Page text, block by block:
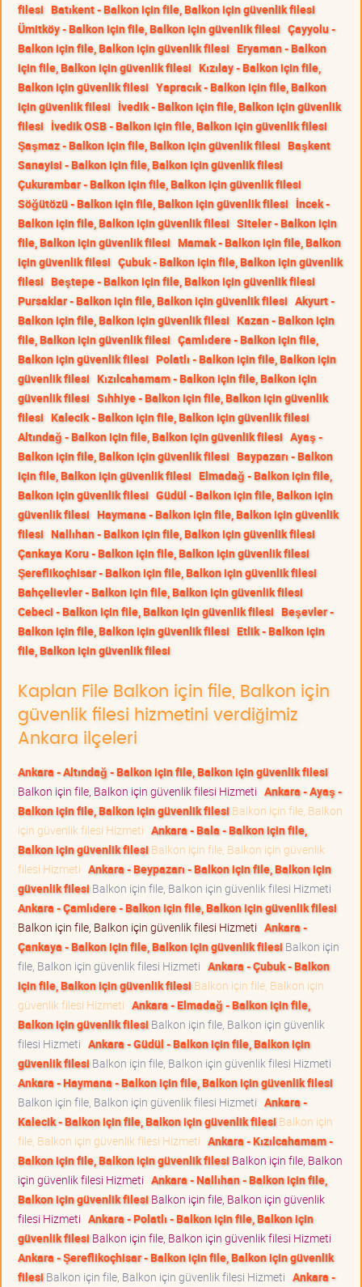
filesi Batıkent - Balkon için file, Balkon için güvenlik filesi
Ümitköy - Balkon için file, Balkon için güvenlik filesi Çayyolu -
Balkon için file, Balkon için güvenlik filesi Eryaman - Balkon
için file, Balkon için güvenlik filesi Kızılay - Balkon için file,
Balkon için güvenlik filesi Yapracık - Balkon için file, Balkon
için güvenlik filesi İvedik - Balkon için file, Balkon için güvenlik
filesi İvedik OSB - Balkon için file, Balkon için güvenlik filesi
Şaşmaz - Balkon için file, Balkon için güvenlik filesi Başkent
Sanayisi - Balkon için file, Balkon için güvenlik filesi
Çukurambar - Balkon için file, Balkon için güvenlik filesi
Söğütözü - Balkon için file, Balkon için güvenlik filesi İncek -
Balkon için file, Balkon için güvenlik filesi Siteler - Balkon için
file, Balkon için güvenlik filesi Mamak - Balkon için file, Balkon
için güvenlik filesi Çubuk - Balkon için file, Balkon için güvenlik
filesi Beştepe - Balkon için file, Balkon için güvenlik filesi
Pursaklar - Balkon için file, Balkon için güvenlik filesi Akyurt -
Balkon için file, Balkon için güvenlik filesi Kazan - Balkon için
file, Balkon için güvenlik filesi Çamlıdere - Balkon için file,
Balkon için güvenlik filesi Polatlı - Balkon için file, Balkon için
güvenlik filesi Kızılcahamam - Balkon için file, Balkon için
güvenlik filesi Sıhhiye - Balkon için file, Balkon için güvenlik
filesi Kalecik - Balkon için file, Balkon için güvenlik filesi
Altındağ - Balkon için file, Balkon için güvenlik filesi Ayaş -
Balkon için file, Balkon için güvenlik filesi Baypazarı - Balkon
için file, Balkon için güvenlik filesi Elmadağ - Balkon için file,
Balkon için güvenlik filesi Güdül - Balkon için file, Balkon için
güvenlik filesi Haymana - Balkon için file, Balkon için güvenlik
filesi Nallıhan - Balkon için file, Balkon için güvenlik filesi
Çankaya Koru - Balkon için file, Balkon için güvenlik filesi
Şereflikoçhisar - Balkon için file, Balkon için güvenlik filesi
Bahçelievler - Balkon için file, Balkon için güvenlik filesi
Cebeci - Balkon için file, Balkon için güvenlik filesi Beşevler -
Balkon için file, Balkon için güvenlik filesi Etlik - Balkon için
file, Balkon için güvenlik filesi
Kaplan File Balkon için file, Balkon için
güvenlik filesi hizmetini verdiğimiz
Ankara ilçeleri
Ankara - Altındağ - Balkon için file, Balkon için güvenlik filesi
Balkon için file, Balkon için güvenlik filesi Hizmeti Ankara - Ayaş -
Balkon için file, Balkon için güvenlik filesi Balkon için file, Balkon
için güvenlik filesi Hizmeti Ankara - Bala - Balkon için file,
Balkon için güvenlik filesi Balkon için file, Balkon için güvenlik
filesi Hizmeti Ankara - Beypazarı - Balkon için file, Balkon için
güvenlik filesi Balkon için file, Balkon için güvenlik filesi Hizmeti
Ankara - Çamlıdere - Balkon için file, Balkon için güvenlik filesi
Balkon için file, Balkon için güvenlik filesi Hizmeti Ankara -
Çankaya - Balkon için file, Balkon için güvenlik filesi Balkon için
file, Balkon için güvenlik filesi Hizmeti Ankara - Çubuk - Balkon
için file, Balkon için güvenlik filesi Balkon için file, Balkon için
güvenlik filesi Hizmeti Ankara - Elmadağ - Balkon için file,
Balkon için güvenlik filesi Balkon için file, Balkon için güvenlik
filesi Hizmeti Ankara - Güdül - Balkon için file, Balkon için
güvenlik filesi Balkon için file, Balkon için güvenlik filesi Hizmeti
Ankara - Haymana - Balkon için file, Balkon için güvenlik filesi
Balkon için file, Balkon için güvenlik filesi Hizmeti Ankara -
Kalecik - Balkon için file, Balkon için güvenlik filesi Balkon için
file, Balkon için güvenlik filesi Hizmeti Ankara - Kızılcahamam -
Balkon için file, Balkon için güvenlik filesi Balkon için file, Balkon
için güvenlik filesi Hizmeti Ankara - Nallıhan - Balkon için file,
Balkon için güvenlik filesi Balkon için file, Balkon için güvenlik
filesi Hizmeti Ankara - Polatlı - Balkon için file, Balkon için
güvenlik filesi Balkon için file, Balkon için güvenlik filesi Hizmeti
Ankara - Şereflikoçhisar - Balkon için file, Balkon için güvenlik
filesi Balkon için file, Balkon için güvenlik filesi Hizmeti Ankara -